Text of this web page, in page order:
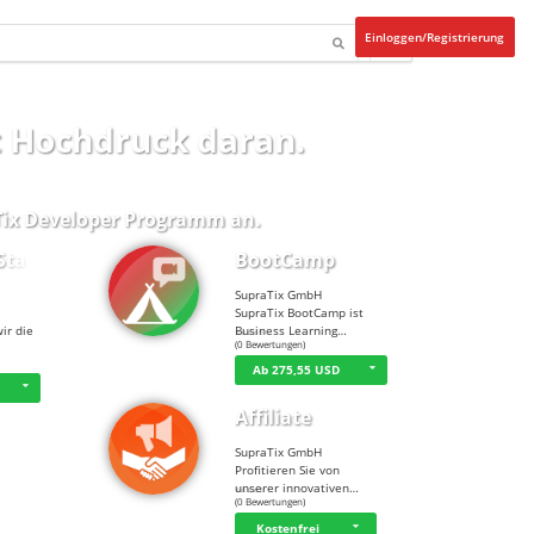
Einloggen/Registrierung
daran.
Developer Programman.
die
BootCamp
SupraTix GmbH
SupraTix BootCamp ist
Business Learning…
☆☆☆☆☆
(0 Bewertungen)
Ab 275,55 USD
Affiliate
SupraTix GmbH
Profitieren Sie von
unserer innovativen…
☆ ☆☆☆☆
(0 Bewertungen)
Kostenfrei